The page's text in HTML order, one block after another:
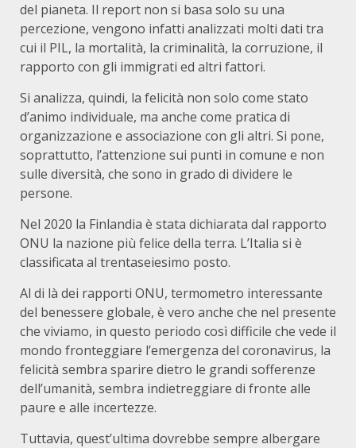
del pianeta. Il report non si basa solo su una
percezione, vengono infatti analizzati molti dati tra
cui il PIL, la mortalità, la criminalità, la corruzione, il
rapporto con gli immigrati ed altri fattori.
Si analizza, quindi, la felicità non solo come stato
d’animo individuale, ma anche come pratica di
organizzazione e associazione con gli altri. Si pone,
soprattutto, l’attenzione sui punti in comune e non
sulle diversità, che sono in grado di dividere le
persone.
Nel 2020 la Finlandia è stata dichiarata dal rapporto
ONU la nazione più felice della terra. L’Italia si è
classificata al trentaseiesimo posto.
Al di là dei rapporti ONU, termometro interessante
del benessere globale, è vero anche che nel presente
che viviamo, in questo periodo così difficile che vede il
mondo fronteggiare l’emergenza del coronavirus, la
felicità sembra sparire dietro le grandi sofferenze
dell’umanità, sembra indietreggiare di fronte alle
paure e alle incertezze.
Tuttavia, quest’ultima dovrebbe sempre albergare